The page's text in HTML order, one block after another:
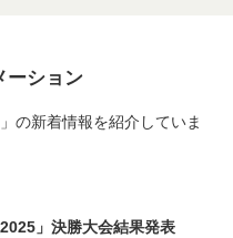
ーション
の新着情報を紹介していま
」決勝大会結果発表